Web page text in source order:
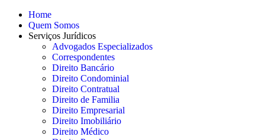
Home
Quem Somos
Serviços Jurídicos
Advogados Especializados
Correspondentes
Direito Bancário
Direito Condominial
Direito Contratual
Direito de Familia
Direito Empresarial
Direito Imobiliário
Direito Médico